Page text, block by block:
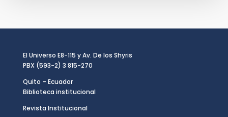
El Universo E8-115 y Av. De los Shyris
PBX (593-2) 3 815-270
Quito – Ecuador
Biblioteca institucional
Revista Institucional